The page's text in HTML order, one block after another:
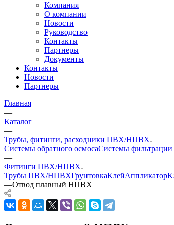
Компания
О компании
Новости
Руководство
Контакты
Партнеры
Документы
Контакты
Новости
Партнеры
Главная
—
Каталог
—
Трубы, фитинги, расходники ПВХ/НПВХ
Системы обратного осмосаСистемы
—
Фитинги ПВХ/НПВХ
Трубы ПВХ/НПВХГрунтовкаКлейАппликатор
—Отвод плавный НПВХ